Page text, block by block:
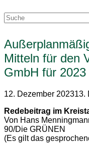
Mitteln für den
GmbH für 2023
12. Dezember 202313.
Redebeitrag im
Von Hans
90/Die GRÜNEN
(Es gilt das